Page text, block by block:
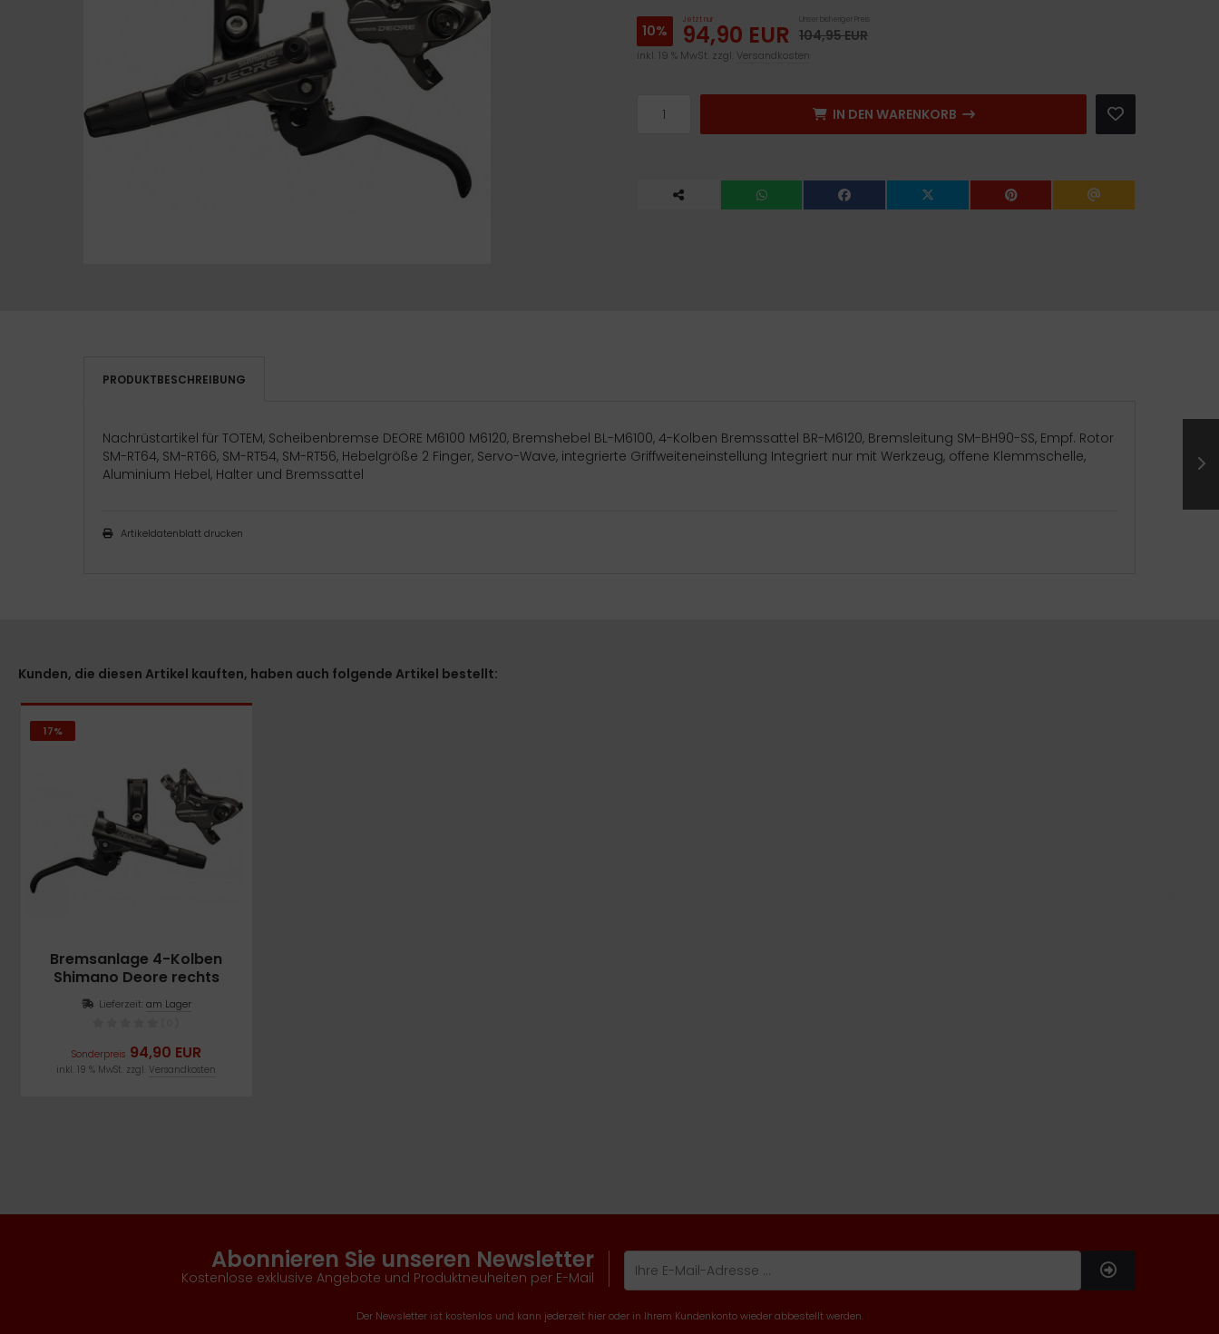
Jetzt nur
94,90 EUR
Unser bisheriger Preis
104,95 EUR
10%
inkl. 19 % MwSt. zzgl. Versandkosten
IN DEN WARENKORB
PRODUKTBESCHREIBUNG
Nachrüstartikel für TOTEM, Scheibenbremse DEORE M6100 M6120, Bremshebel BL-M6100, 4-Kolben Bremssattel BR-M6120, Bremsleitung SM-BH90-SS, Empf. Rotor
SM-RT64, SM-RT66, SM-RT54, SM-RT56, Hebelgröße 2 Finger, Servo-Wave, integrierte Griffweiteneinstellung Integriert nur mit Werkzeug, offene Klemmschelle,
Aluminium Hebel, Halter und Bremssattel
Artikeldatenblatt drucken
Kunden, die diesen Artikel kauften, haben auch folgende Artikel bestellt:
Bremsanlage 4-Kolben
Shimano Deore rechts
Lieferzeit: am Lager
Sonderpreis 94,90 EUR
17%
inkl. 19 % MwSt. zzgl.Versandkosten
Abonnieren Sie unseren Newsletter
Kostenlose exklusive Angebote und Produktneuheiten per E-Mail
Der Newsletter ist kostenlos und kann jederzeit hier oder in Ihrem Kundenkonto wieder abbestellt werden.